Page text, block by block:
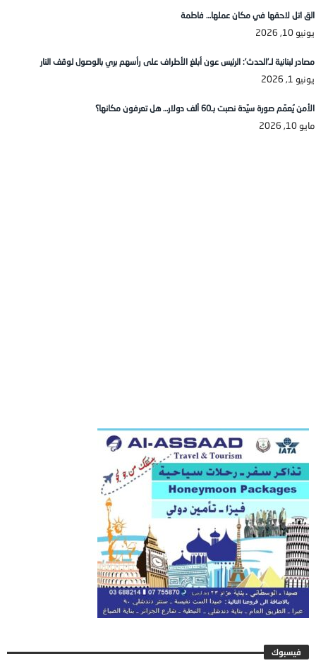
الق اتل لاحقها في مكان عملها… فاطمة
يونيو 10, 2026
مصادر لبنانية لـ’الحدث’: الرئيس عون أبلغ الأطراف على رأسهم بري بالوصول لوقف النار
يونيو 1, 2026
الأمن يُعمّم صورة سيّدة نصبت بـ60 ألف دولار… هل تعرفون مكانها؟
مايو 10, 2026
فيسبوك